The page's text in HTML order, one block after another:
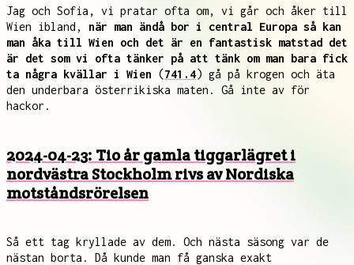
Jag och Sofia, vi pratar ofta om, vi går och åker till
Wien ibland, när man ändå bor i central Europa så kan
man åka till Wien och det är en fantastisk matstad det
är det som vi ofta tänker på att tänk om man bara fick
ta några kvällar i Wien (741.4) gå på krogen och äta
den underbara österrikiska maten. Gå inte av för
hackor.
2024-04-23: Tio år gamla tiggarlägret i
nordvästra Stockholm rivs av Nordiska
motståndsrörelsen
Så ett tag kryllade av dem. Och nästa säsong var de
nästan borta. Då kunde man få ganska exakt